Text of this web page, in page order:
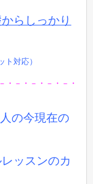
らしっかり
ト対応）
・－・－・－・－・
の今現在の
ッスンのカ